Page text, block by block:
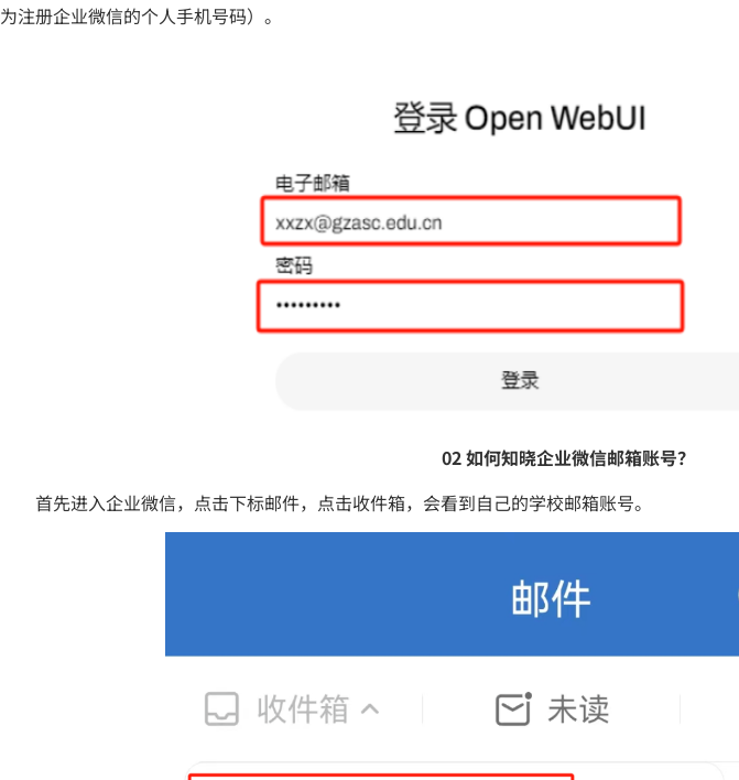
为注册企业微信的个人手机号码）。
02 如何知晓企业微信邮箱账号？
首先进入企业微信，点击下标邮件，点击收件箱，会看到自己的学校邮箱账号。